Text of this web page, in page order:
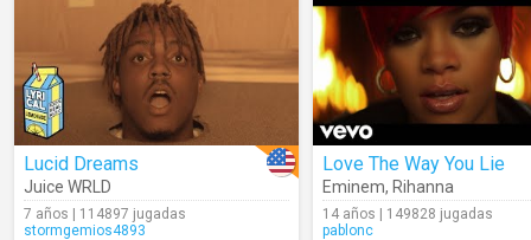
Lucid Dreams
Juice WRLD
7 años | 114897 jugadas
stormgemios4893
Love The Way You Lie
Eminem, Rihanna
14 años | 149828 jugadas
pablonc